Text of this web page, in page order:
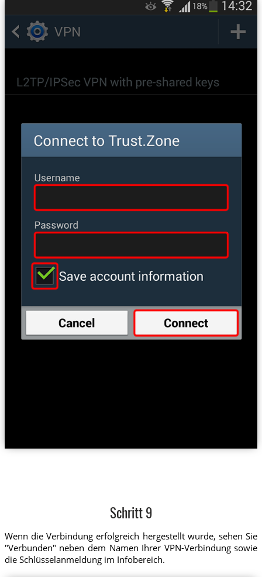
Schritt 9
Wenn die Verbindung erfolgreich hergestellt wurde, sehen Sie
"Verbunden" neben dem Namen Ihrer VPN-Verbindung sowie
die Schlüsselanmeldung im Infobereich.